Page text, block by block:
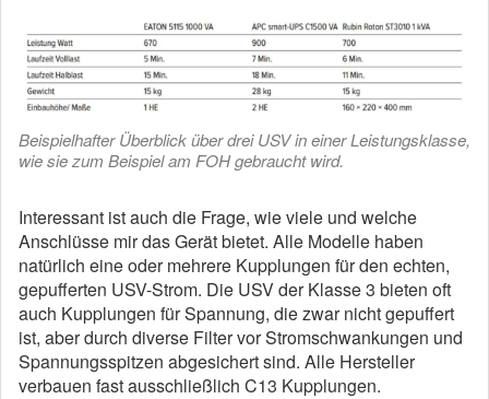
Beispielhafter Überblick über drei USV in einer Leistungsklasse,
wie sie zum Beispiel am FOH gebraucht wird.
Interessant ist auch die Frage, wie viele und welche
Anschlüsse mir das Gerät bietet. Alle Modelle haben
natürlich eine oder mehrere Kupplungen für den echten,
gepufferten USV-Strom. Die USV der Klasse 3 bieten oft
auch Kupplungen für Spannung, die zwar nicht gepuffert
ist, aber durch diverse Filter vor Stromschwankungen und
Spannungsspitzen abgesichert sind. Alle Hersteller
verbauen fast ausschließlich C13 Kupplungen.